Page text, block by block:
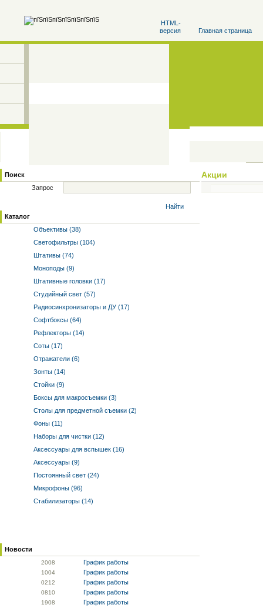
HTML-
версия
Главная страница
Поиск
Запрос
Найти
Каталог
Объективы (38)
Светофильтры (104)
Штативы (74)
Моноподы (9)
Штативные головки (17)
Студийный свет (57)
Радиосинхронизаторы и ДУ (17)
Софтбоксы (64)
Рефлекторы (14)
Соты (17)
Отражатели (6)
Зонты (14)
Стойки (9)
Боксы для макросъемки (3)
Столы для предметной съемки (2)
Фоны (11)
Наборы для чистки (12)
Аксессуары для вспышек (16)
Аксессуары (9)
Постоянный свет (24)
Микрофоны (96)
Стабилизаторы (14)
Новости
2008 График работы
1004 График работы
0212 График работы
0810 График работы
1908 График работы
Акции